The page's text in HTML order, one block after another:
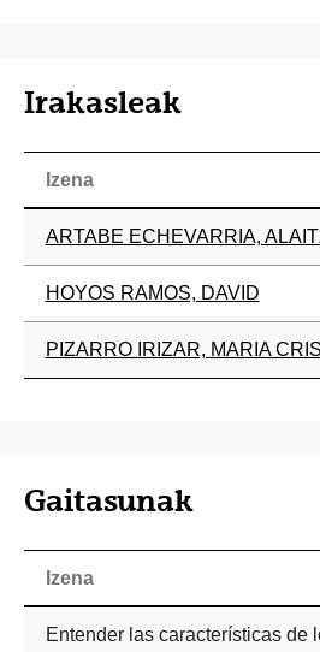
Irakasleak
Izena
ARTABE ECHEVARRIA,
HOYOS RAMOS, DAVID
PIZARRO IRIZAR, MARIA
Gaitasunak
Izena
Entender las características